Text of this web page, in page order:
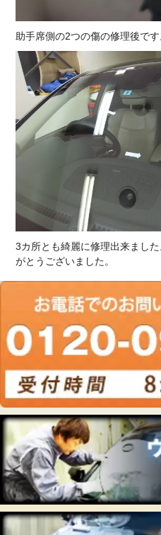
助手席側の2つの傷の修理後です
3カ所とも綺麗に修理出来まし
がとうございました。